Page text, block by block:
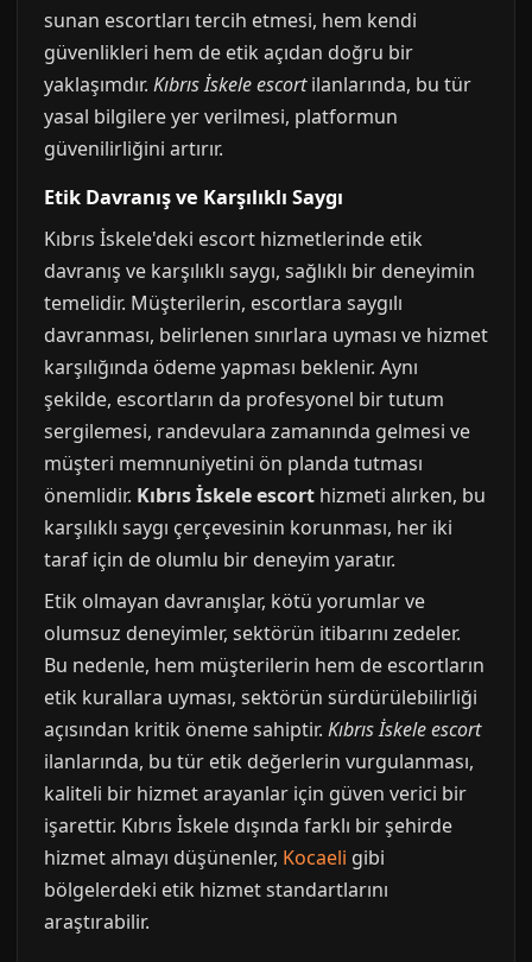
sunan escortları tercih etmesi, hem kendi
güvenlikleri hem de etik açıdan doğru bir
yaklaşımdır. Kıbrıs İskele escortilanlarında, bu tür
yasal bilgilere yer verilmesi, platformun
güvenilirliğini artırır.
Etik Davranış ve Karşılıklı Saygı
Kıbrıs İskele'deki escort hizmetlerinde etik
davranış ve karşılıklı saygı, sağlıklı bir deneyimin
temelidir. Müşterilerin, escortlara saygılı
davranması, belirlenen sınırlara uyması ve hizmet
karşılığında ödeme yapması beklenir. Aynı
şekilde, escortların da profesyonel bir tutum
sergilemesi, randevulara zamanında gelmesi ve
müşteri memnuniyetini ön planda tutması
önemlidir. Kıbrıs İskele escort hizmeti alırken, bu
karşılıklı saygı çerçevesinin korunması, her iki
taraf için de olumlu bir deneyim yaratır.
Etik olmayan davranışlar, kötü yorumlar ve
olumsuz deneyimler, sektörün itibarını zedeler.
Bu nedenle, hem müşterilerin hem de escortların
etik kurallara uyması, sektörün sürdürülebilirliği
açısından kritik öneme sahiptir. Kıbrıs İskele escort
ilanlarında, bu tür etik değerlerin vurgulanması,
kaliteli bir hizmet arayanlar için güven verici bir
işarettir. Kıbrıs İskele dışında farklı bir şehirde
hizmet almayı düşünenler, Kocaeli gibi
bölgelerdeki etik hizmet standartlarını
araştırabilir.